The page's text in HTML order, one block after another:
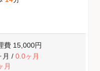
費 15,000円
月/ 0.0ヶ月
月